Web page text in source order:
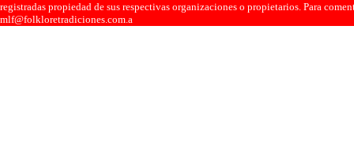
registradas propiedad de sus respectivas organizaciones o propietarios. Para
mlf@folkloretradiciones.com.a